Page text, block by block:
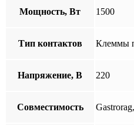
Мощность, Вт 1500
Тип контактов Клеммы
Напряжение, В 220
Совместимость